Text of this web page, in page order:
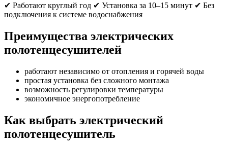
✔ Работают круглый год ✔ Установка за 10–15 минут ✔ Без
подключения к системе водоснабжения
Преимущества электрических
полотенцесушителей
работают независимо от отопления и горячей воды
простая установка без сложного монтажа
возможность регулировки температуры
экономичное энергопотребление
Как выбрать электрический
полотенцесушитель